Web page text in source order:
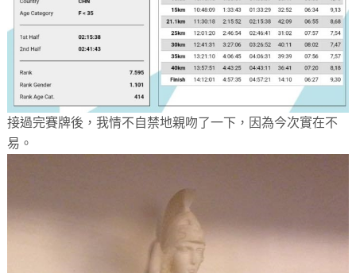
接過完賽牌後，我情不自禁地親吻了一下，因為今次實在不
易。